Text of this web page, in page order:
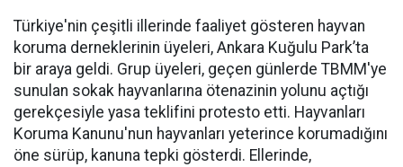
Türkiye'nin çeşitli illerinde faaliyet gösteren hayvan
koruma derneklerinin üyeleri, Ankara Kuğulu Park’ta
bir araya geldi. Grup üyeleri, geçen günlerde TBMM'ye
sunulan sokak hayvanlarına ötenazinin yolunu açtığı
gerekçesiyle yasa teklifini protesto etti. Hayvanları
Koruma Kanunu'nun hayvanları yeterince korumadığını
öne sürüp, kanuna tepki gösterdi. Ellerinde,